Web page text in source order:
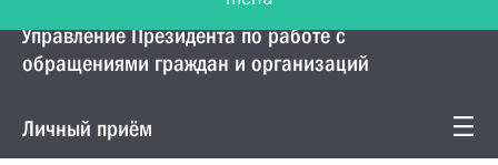
Управление Президента по работе с
обращениями граждан и организаций
Личный приём